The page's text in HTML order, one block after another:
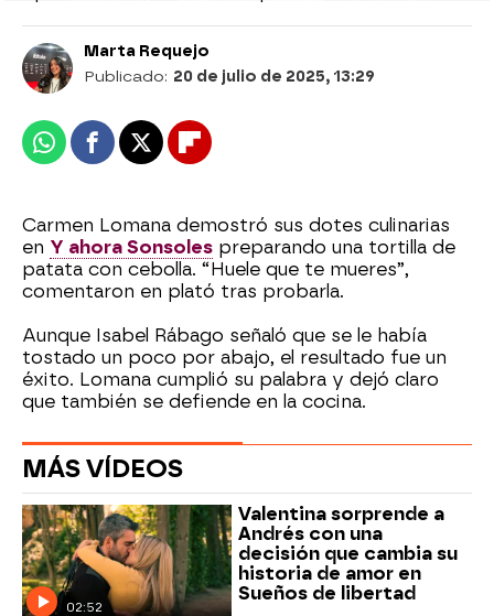
Marta Requejo
Publicado: 20 de julio de 2025, 13:29
WhatsappFacebook
X Flipboard
Carmen Lomana demostró sus dotes culinarias
en Y ahora Sonsoles preparando una tortilla de
patata con cebolla. “Huele que te mueres”,
comentaron en plató tras probarla.
Aunque Isabel Rábago señaló que se le había
tostado un poco por abajo, el resultado fue un
éxito. Lomana cumplió su palabra y dejó claro
que también se defiende en la cocina.
MÁS VÍDEOS
02:52
Valentina sorprende a
Andrés con una
decisión que cambia su
historia de amor en
Sueños de libertad